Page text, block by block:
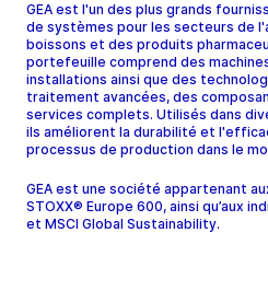
GEA est l'un des plus grands
de systèmes pour les secteurs de
boissons et des produits
portefeuille comprend des
installations ainsi que des
traitement avancées, des
services complets. Utilisés dans
ils améliorent la durabilité et
processus de production dans le
GEA est une société appartenant
STOXX® Europe 600, ainsi qu’aux
et MSCI Global Sustainability.